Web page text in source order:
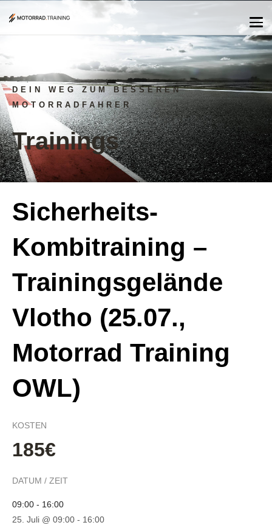
DEIN WEG ZUM BESSEREN
MOTORRADFAHRER
Trainings
Sicherheits-
Kombitraining –
Trainingsgelände
Vlotho (25.07.,
Motorrad Training
OWL)
KOSTEN
185€
DATUM / ZEIT
09:00 - 16:00
25. Juli @ 09:00 - 16:00